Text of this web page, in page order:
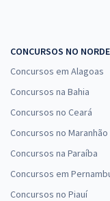
CONCURSOS NO
Concursos em Alagoas
Concursos na Bahia
Concursos no Ceará
Concursos no Maranhão
Concursos na Paraíba
Concursos em
Concursos no Piauí